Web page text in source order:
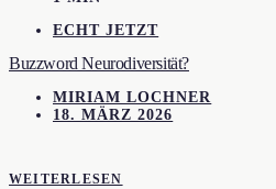
ECHT JETZT
Buzzword Neurodiversität?
MIRIAM LOCHNER
18. MÄRZ 2026
WEITERLESEN